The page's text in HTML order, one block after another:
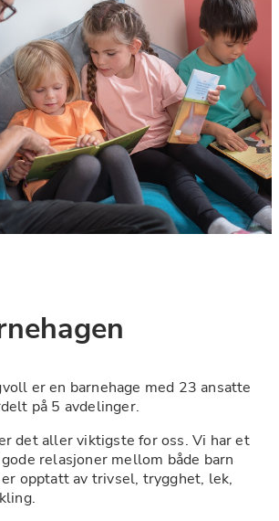
er en barnehage med 23 ansatte
på 5 avdelinger.
det aller viktigste for oss. Vi har et
relasjoner mellom både barn
opptatt av trivsel, trygghet, lek,